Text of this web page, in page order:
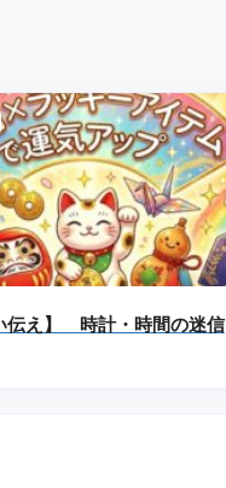
伝え】 時計・時間の迷信